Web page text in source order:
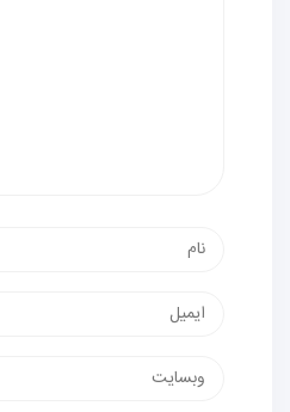
پست
وب‌سایت